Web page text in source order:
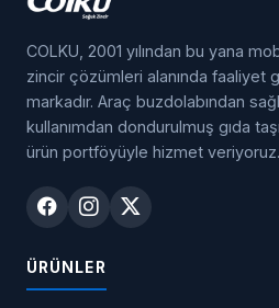
COLKU, 2001 yılından bu yana
zincir çözümleri alanında faaliyet
markadır. Araç buzdolabından
kullanımdan dondurulmuş gıda
ürün portföyüyle hizmet veriyoruz.
ÜRÜNLER